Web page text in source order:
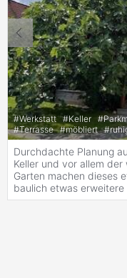
#Werkstatt #Keller #
#Terrasse #möbliert #
Durchdachte Planung
Keller und vor allem
Garten machen dieses
baulich etwas erweitere